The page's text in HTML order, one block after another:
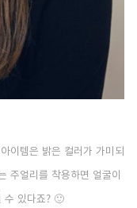
이템은 밝은 컬러가 가미되
주얼리를 착용하면 얼굴이
수 있다죠? 🙂